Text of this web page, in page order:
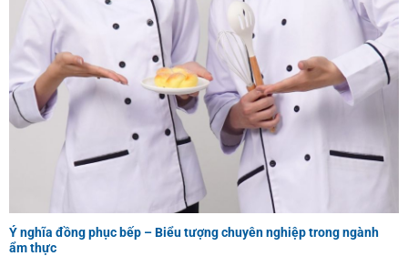
Ý nghĩa đồng phục bếp – Biểu tượng chuyên nghiệp trong ngành
ẩm thực